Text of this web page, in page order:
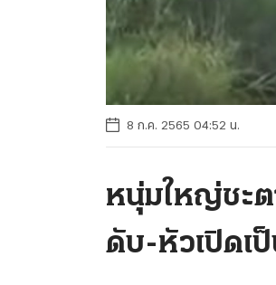
8 ก.ค. 2565 04:52 น.
หนุ่มใหญ่ชะต
ดับ-หัวเปิดเ